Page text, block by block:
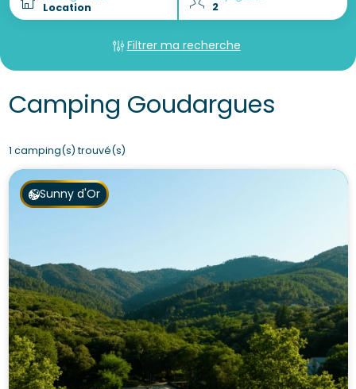
Filtrer ma recherche
Camping Goudargues
1 camping(s) trouvé(s)
Sunny d'Or